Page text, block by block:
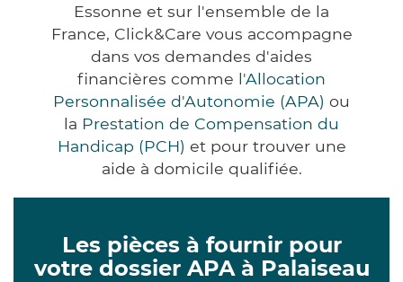
Essonne et sur l'ensemble de la
France, Click&Care vous accompagne
dans vos demandes d'aides
financières comme l'Allocation
Personnalisée d'Autonomie (APA) ou
la Prestation de Compensation du
Handicap (PCH) et pour trouver une
aide à domicile qualifiée.
Les pièces à fournir pour
votre dossier APA à Palaiseau